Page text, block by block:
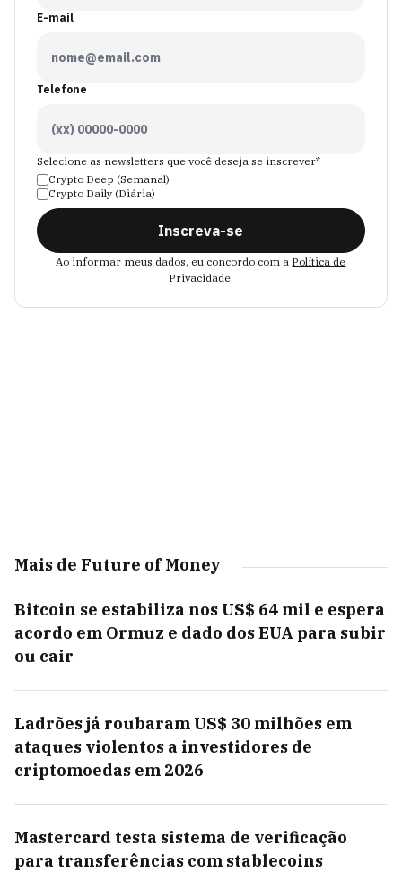
E-mail
Telefone
Selecione as newsletters que você deseja se inscrever*
Crypto Deep (Semanal)
Crypto Daily (Diária)
Inscreva-se
Ao informar meus dados, eu concordo com a Política de
Privacidade.
Mais de Future of Money
Bitcoin se estabiliza nos US$ 64 mil e espera
acordo em Ormuz e dado dos EUA para subir
ou cair
Ladrões já roubaram US$ 30 milhões em
ataques violentos a investidores de
criptomoedas em 2026
Mastercard testa sistema de verificação
para transferências com stablecoins